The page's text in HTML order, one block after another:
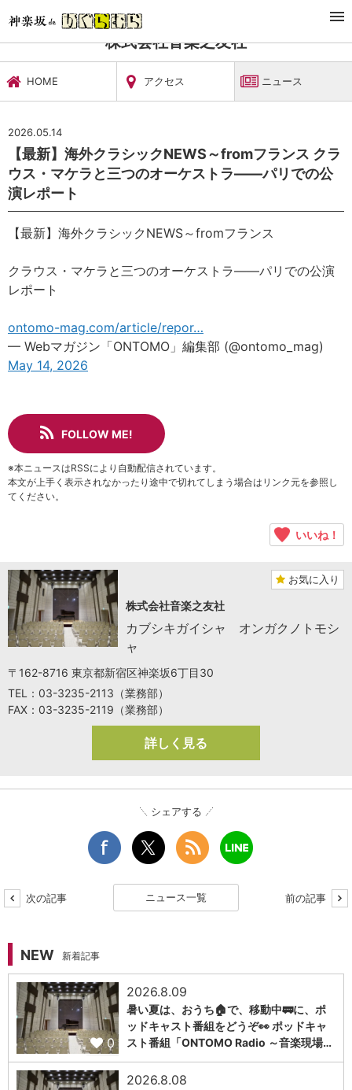
文化施設・ギャラリー
株式会社音楽之友社
HOME アクセス ニュース
2026.05.14
【最新】海外クラシックNEWS～fromフランス クラ
ウス・マケラと三つのオーケストラ――パリでの公
演レポート
【最新】海外クラシックNEWS～fromフランス
クラウス・マケラと三つのオーケストラ――パリでの公演
レポート
ontomo-mag.com/article/repor…
— Webマガジン「ONTOMO」編集部 (@ontomo_mag)
May 14, 2026
FOLLOW ME!
※本ニュースはRSSにより自動配信されています。
本文が上手く表示されなかったり途中で切れてしまう場合はリンク元を参照し
てください。
いいね！
お気に入り
株式会社音楽之友社
カブシキガイシャ オンガクノトモシ
ャ
〒162-8716 東京都新宿区神楽坂6丁目30
TEL：03-3235-2113（業務部）
FAX：03-3235-2119（業務部）
詳しく見る
シェアする
次の記事 ニュース一覧 前の記事
NEW 新着記事
0
2026.8.09
暑い夏は、おうち🏠で、移動中🚃に、ポ
ッドキャスト番組をどうぞ👀 ポッドキャ
スト番組「ONTOMO Radio ～音楽現場…
2026.8.08